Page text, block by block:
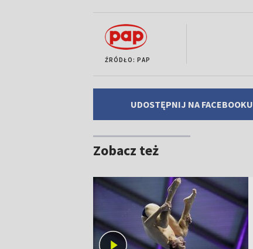
ŹRÓDŁO: PAP
UDOSTĘPNIJ NA FACEBOOKU
Zobacz też